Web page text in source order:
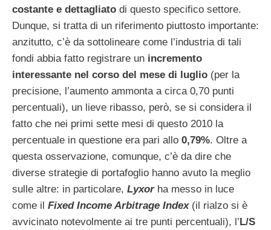
costante e dettagliato di questo specifico settore.
Dunque, si tratta di un riferimento piuttosto importante:
anzitutto, c’è da sottolineare come l’industria di tali
fondi abbia fatto registrare un incremento
interessante nel corso del mese di luglio (per la
precisione, l’aumento ammonta a circa 0,70 punti
percentuali), un lieve ribasso, però, se si considera il
fatto che nei primi sette mesi di questo 2010 la
percentuale in questione era pari allo 0,79%. Oltre a
questa osservazione, comunque, c’è da dire che
diverse strategie di portafoglio hanno avuto la meglio
sulle altre: in particolare, Lyxorha messo in luce
come il Fixed Income Arbitrage Index(il rialzo si è
avvicinato notevolmente ai tre punti percentuali), l’ L/S